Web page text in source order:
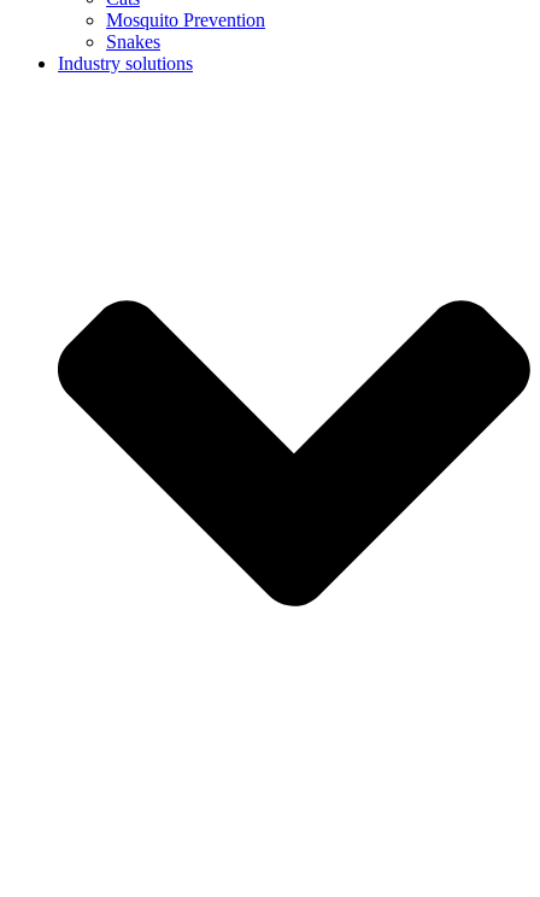
Mosquito Prevention
Snakes
Industry solutions